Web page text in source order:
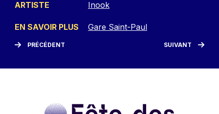
ARTISTE Inook
EN SAVOIR PLUS Gare Saint-Paul
PRÉCÉDENT SUIVANT